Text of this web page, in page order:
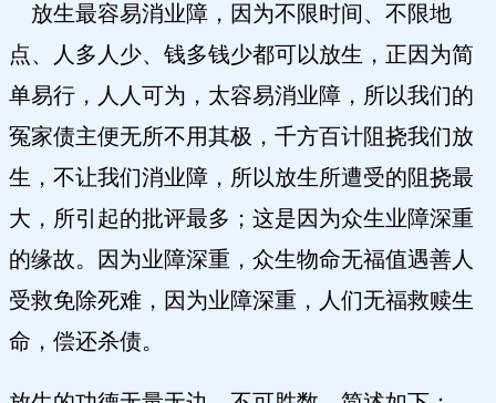
放生最容易消业障，因为不限时间、不限地
点、人多人少、钱多钱少都可以放生，正因为简
单易行，人人可为，太容易消业障，所以我们的
冤家债主便无所不用其极，千方百计阻挠我们放
生，不让我们消业障，所以放生所遭受的阻挠最
大，所引起的批评最多；这是因为众生业障深重
的缘故。因为业障深重，众生物命无福值遇善人
受救免除死难，因为业障深重，人们无福救赎生
命，偿还杀债。